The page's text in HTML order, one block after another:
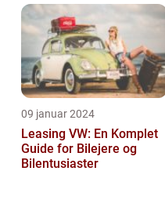
09 januar 2024
Leasing VW: En Komplet
Guide for Bilejere og
Bilentusiaster